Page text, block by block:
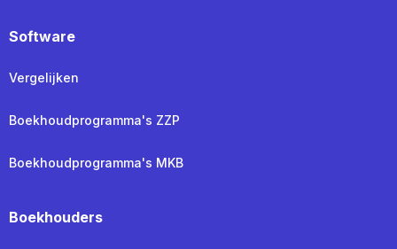
Software
Vergelijken
Boekhoudprogramma's ZZP
Boekhoudprogramma's MKB
Boekhouders